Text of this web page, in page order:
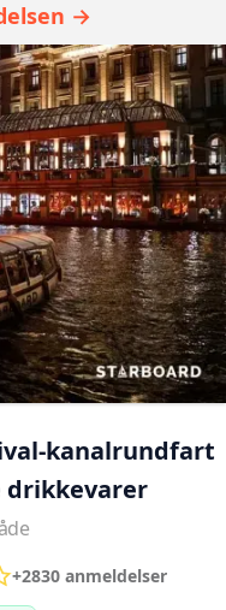
→
kanalrundfart
drikkevarer
+2830 anmeldelser